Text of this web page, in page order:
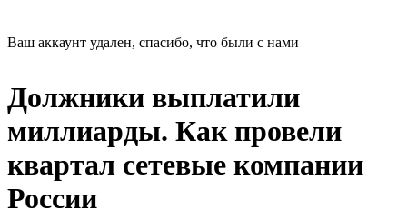
Ваш аккаунт удален, спасибо, что были с нами
Должники выплатили
миллиарды. Как провели
квартал сетевые компании
России